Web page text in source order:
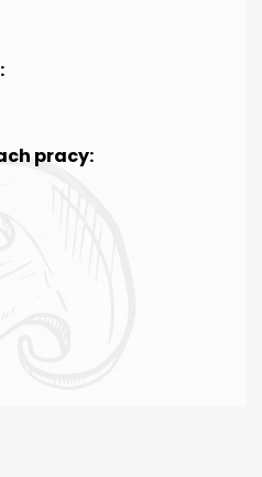
pracy: